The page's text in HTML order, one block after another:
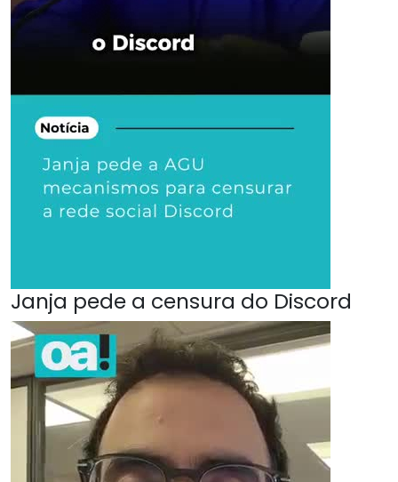
Janja pede a censura do Discord